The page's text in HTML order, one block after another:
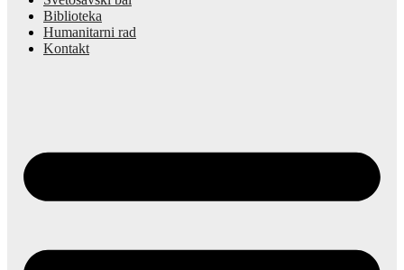
Biblioteka
Humanitarni rad
Kontakt